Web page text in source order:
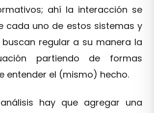
ahí la interacción se
cada uno de estos sistemas y
regular a su manera la
partiendo de formas
entender el (mismo) hecho.
hay que agregar una